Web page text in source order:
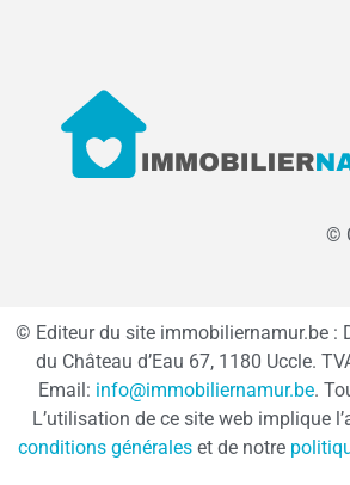
©
© Editeur du site immobiliernamur.be :
du Château d’Eau 67, 1180 Uccle.
Email: info@immobiliernamur.be.
L’utilisation de ce site web implique
conditions générales et de notre